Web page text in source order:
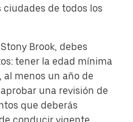
de todos los
Brook, debes
tener la edad mínima
menos un año de
una revisión de
que deberás